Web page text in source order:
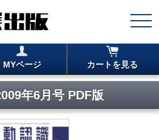
MYページ カートを見る
年6月号 PDF版